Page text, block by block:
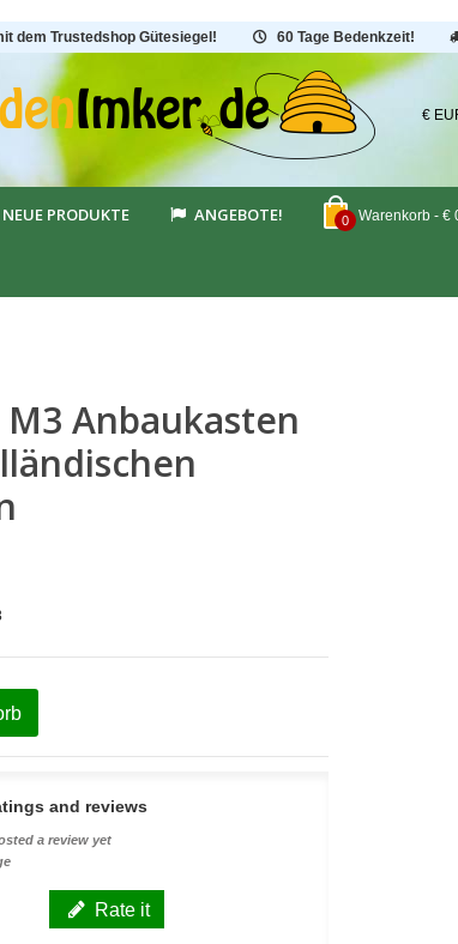
dem Trustedshop Gütesiegel!
60 Tage Bedenkzeit!
€
0 Warenkorb - €
NEUE PRODUKTE ANGEBOTE!
Anbaukasten
and reviews
a review yet
Rate it